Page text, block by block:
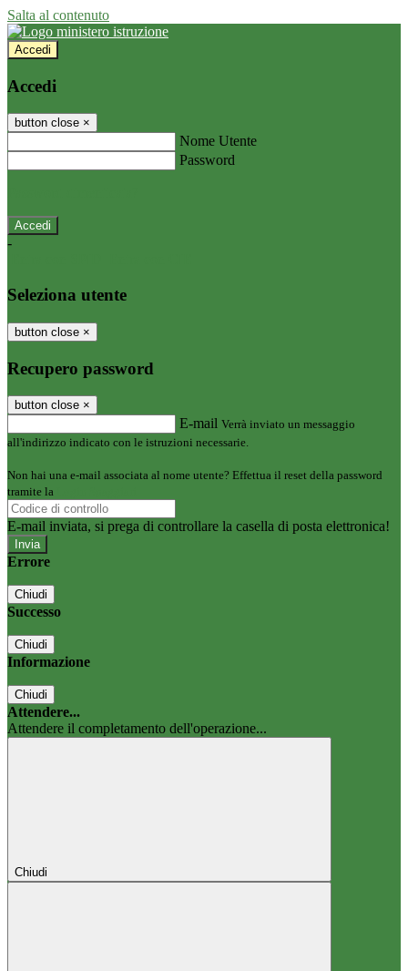
Salta al contenuto
Accedi
Accedi
button close ×
Nome Utente
Password
-
Seleziona utente
button close ×
Recupero password
button close ×
E-mail Verrà inviato un messaggio
all'indirizzo indicato con le istruzioni necessarie.
Non hai una e-mail associata al nome utente? Effettua il reset della password
tramite la
E-mail inviata, si prega di controllare la casella di posta elettronica!
Errore
Chiudi
Successo
Chiudi
Informazione
Chiudi
Attendere...
Attendere il completamento dell'operazione...
Chiudi